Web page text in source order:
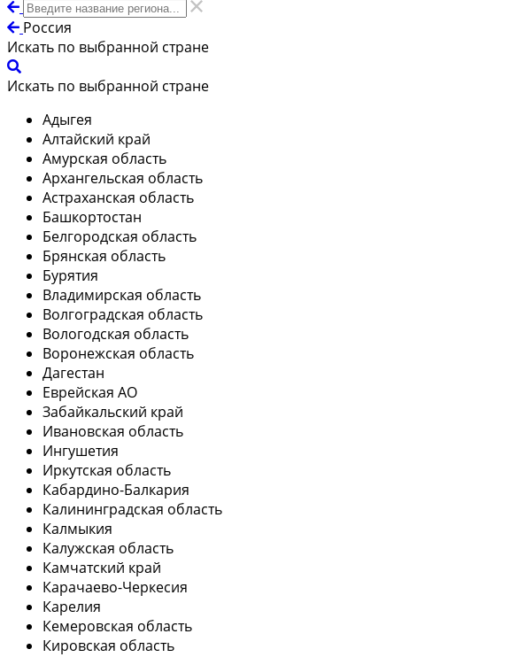
Россия
Искать по выбранной стране
Искать по выбранной стране
Адыгея
Алтайский край
Амурская область
Архангельская область
Астраханская область
Башкортостан
Белгородская область
Брянская область
Бурятия
Владимирская область
Волгоградская область
Вологодская область
Воронежская область
Дагестан
Еврейская АО
Забайкальский край
Ивановская область
Ингушетия
Иркутская область
Кабардино-Балкария
Калининградская область
Калмыкия
Калужская область
Камчатский край
Карачаево-Черкесия
Карелия
Кемеровская область
Кировская область